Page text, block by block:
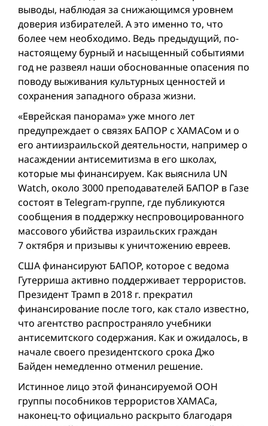
выводы, наблюдая за снижающимся уровнeм
доверия избирателей. А это именно то, что
более чем необходимо. Ведь предыдущий, по-
настоящему бурный и насыщенный событиями
год не развеял наши обоснованные опасения по
поводу выживания культурных ценностей и
сохранения западного образа жизни.
«Еврейская панорама» уже много лет
предупреждает о связях БАПОР с ХАМАСом и о
его антиизраильской деятельности, например о
насаждении антисемитизма в его школах,
которые мы финансируем. Как выяснила UN
Watch, около 3000 преподавателей БАПОР в Газе
состоят в Telegram-группе, где публикуются
сообщения в поддержку неспровоцированного
массового убийства израильских граждан
7 октября и призывы к уничтожению евреев.
США финансируют БАПОР, которое с ведома
Гутерриша активно поддерживает террористов.
Президент Трамп в 2018 г. прекратил
финансирование после того, как стало известно,
что агентство распространяло учебники
антисемитского содержания. Как и ожидалось, в
начале своего президентского срока Джо
Байден немедленно отменил решение.
Истинное лицо этой финансируемой ООН
группы пособников террористов ХАМАСа,
наконец-то официально раскрыто благодаря